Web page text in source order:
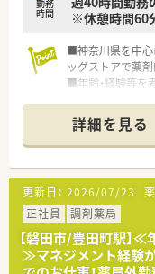
勤務
時間
※休憩時間60
■神奈川県を中心
ッグストアで薬
■年齢・経験等を
おり働きやすい環
詳細を見る
更新日： 2026/07/23
正社員
調剤薬局
【磐田市/豊田町駅】
≫マネジメント経験